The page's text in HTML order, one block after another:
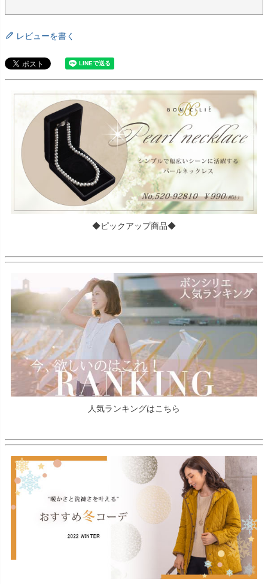
レビューを書く
◆ピックアップ商品◆
人気ランキングはこちら